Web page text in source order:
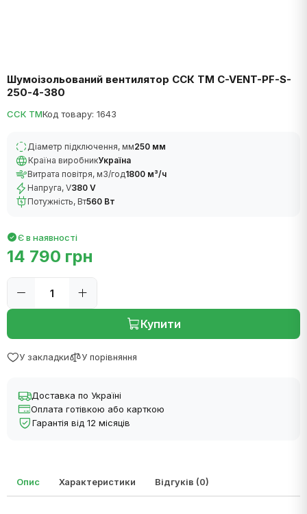
Шумоізольований вентилятор ССК ТМ C-VENT-PF-S-
250-4-380
ССК ТМКод товару: 1643
Діаметр підключення, мм250 мм
Країна виробникУкраїна
Витрата повітря, м3/год1800 м³/ч
Напруга, V380 V
Потужність, Вт560 Вт
Є в наявності
14 790 грн
Купити
У закладки У порівняння
Доставка по Україні
Оплата готівкою або карткою
Гарантія від 12 місяців
Опис Характеристики Відгуків (0)